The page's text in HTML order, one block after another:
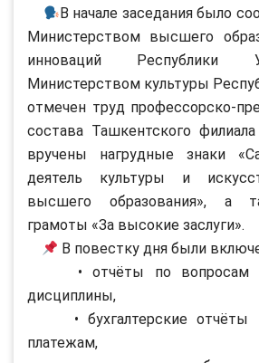
В начале заседания было
Министерством высшего
инноваций Республики
Министерством культуры
отмечен труд профессорско-
состава Ташкентского
вручены нагрудные знаки
деятель культуры и
высшего образования», а
грамоты «За высокие заслуги».
В повестку дня были
• отчёты по вопросам
дисциплины,
• бухгалтерские отчёты
платежам,